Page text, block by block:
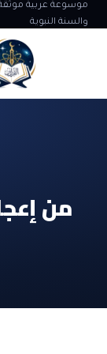
موسوعة عربية موثقة
والسنة النبوية
الاعجاز
الاعجاز في
الاعجاز
آيات اللهمن